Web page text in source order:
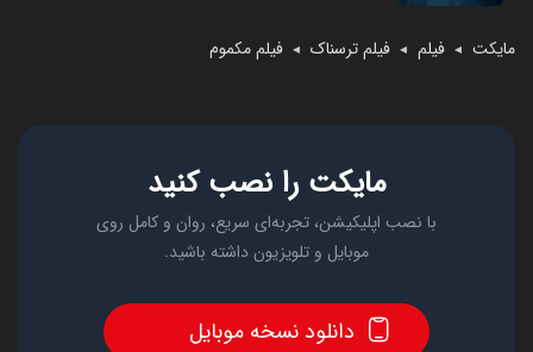
مایکت ◄ فیلم ◄ فیلم ترسناک ◄ فیلم مکموم
مایکت را نصب کنید
با نصب اپلیکیشن، تجربه‌ای سریع، روان و کامل روی
موبایل و تلویزیون داشته باشید.
دانلود نسخه موبایل